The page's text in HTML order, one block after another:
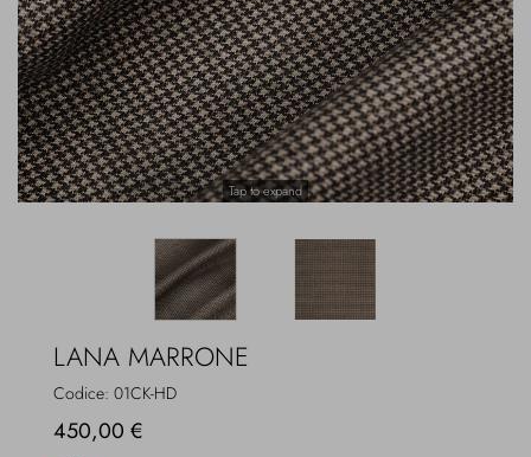
Overcoats
Sea
Home
Jewelry
Socks
Hats and Gloves
Tap to expand
LANA MARRONE
Codice: 01CK-HD
450,00 €